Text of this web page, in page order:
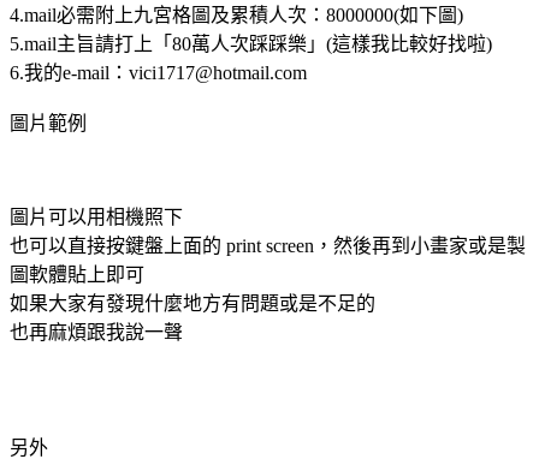
4.mail必需附上九宮格圖及累積人次：8000000(如下圖)
5.mail主旨請打上「80萬人次踩踩樂」(這樣我比較好找啦)
6.我的e-mail：vici1717@hotmail.com
圖片範例
圖片可以用相機照下
也可以直接按鍵盤上面的 print screen，然後再到小畫家或是製
圖軟體貼上即可
如果大家有發現什麼地方有問題或是不足的
也再麻煩跟我說一聲
另外